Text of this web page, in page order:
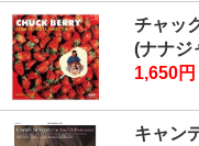
チャッ
(ナナジ
1,650円
キャン